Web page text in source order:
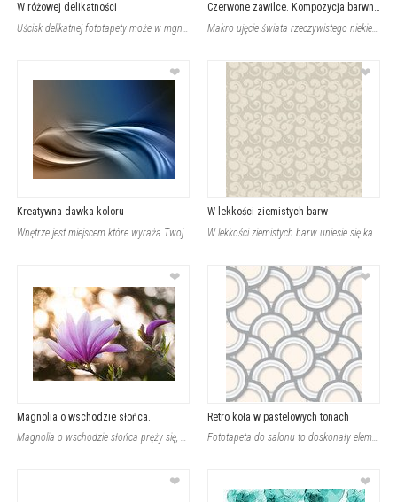
W różowej delikatności
Uścisk delikatnej fototapety może w mgnieniu oka przerodzić się w piękno oraz po
Czerwone zawilce. Kompozycja barwna.
Makro ujęcie świata rzeczywistego niekiedy jest dla Nas zaskoczeniem. Gdy ma ono
❤
Kreatywna dawka koloru
Wnętrze jest miejscem które wyraża Twoją duszę, zamiłowania do określonego piękn
❤
W lekkości ziemistych barw
W lekkości ziemistych barw uniesie się każde pomieszczenie. Jeśli kochasz stonow
❤
Magnolia o wschodzie słońca.
Magnolia o wschodzie słońca pręży się, chcąc wyłapać pierwsze, jeszcze nie do ko
❤
Retro koła w pastelowych tonach
Fototapeta do salonu to doskonały element zmieniający w krótkim czasie design wn
❤ ❤